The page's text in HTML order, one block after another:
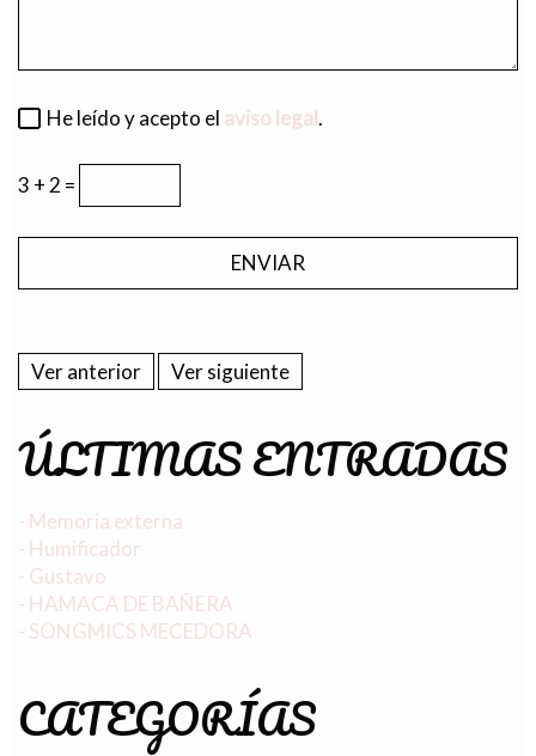
He leído y acepto el aviso legal.
3 + 2 =
Ver anterior Ver siguiente
ÚLTIMAS ENTRADAS
- Memoria externa
- Humificador
- Gustavo
- HAMACA DE BAÑERA
- SONGMICS MECEDORA
CATEGORÍAS